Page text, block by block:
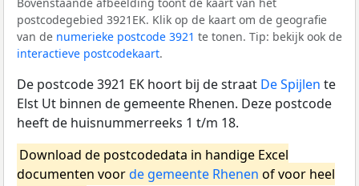
Bovenstaande afbeelding toont de kaart van het
postcodegebied 3921EK. Klik op de kaart om de geografie
van de numerieke postcode 3921 te tonen. Tip: bekijk ook de
interactieve postcodekaart.
De postcode 3921 EK hoort bij de straat De Spijlen te
Elst Ut binnen de gemeente Rhenen. Deze postcode
heeft de huisnummerreeks 1 t/m 18.
Download de postcodedata in handige Excel
documenten voorde gemeente Rhenen of voor heel